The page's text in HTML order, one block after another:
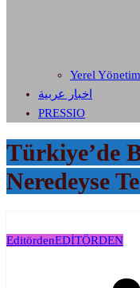
Yerel Yönetim
اخبار عربية
PRESSIO
Türkiye’de
Neredeyse
EditördenEDİTÖRDEN